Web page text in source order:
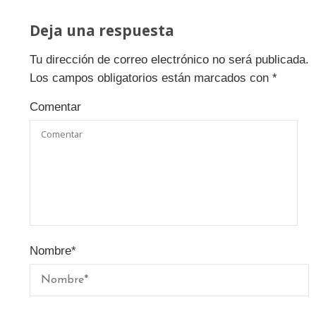
Deja una respuesta
Tu dirección de correo electrónico no será publicada.
Los campos obligatorios están marcados con *
Comentar
Nombre*